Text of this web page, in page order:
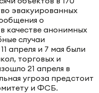
эвакуированных
о
качестве анонимных
случаи
апреля и 7 мая были
торговых и
21 апреля в
угроза предстоит
и ФСБ.